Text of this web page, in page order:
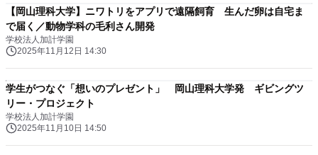
【岡山理科大学】ニワトリをアプリで遠隔飼育 生んだ卵は自宅ま
で届く／動物学科の毛利さん開発
学校法人加計学園
2025年11月12日 14:30
学生がつなぐ「想いのプレゼント」 岡山理科大学発 ギビングツ
リー・プロジェクト
学校法人加計学園
2025年11月10日 14:50